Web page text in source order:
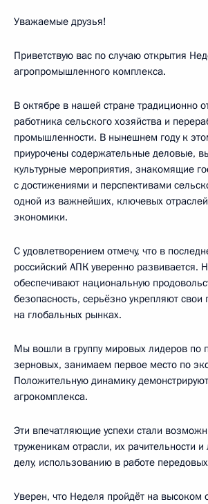
Уважаемые друзья!
Приветствую вас по случаю открытия
агропромышленного комплекса.
В октябре в нашей стране традиционно
работника сельского хозяйства и
промышленности. В нынешнем году к
приурочены содержательные деловые,
культурные мероприятия, знакомящие
с достижениями и перспективами
одной из важнейших, ключевых отраслей
экономики.
С удовлетворением отмечу, что в
российский АПК уверенно развивается.
обеспечивают национальную
безопасность, серьёзно укрепляют свои
на глобальных рынках.
Мы вошли в группу мировых лидеров по
зерновых, занимаем первое место по
Положительную динамику
агрокомплекса.
Эти впечатляющие успехи стали
труженикам отрасли, их рачительности
делу, использованию в работе
Уверен, что Неделя пройдёт на высоком